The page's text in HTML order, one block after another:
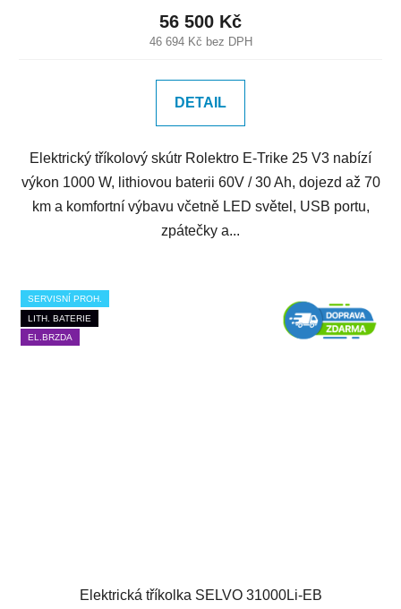
46 694 Kč bez DPH
56 500 Kč
DETAIL
Elektrický tříkolový skútr Rolektro E-Trike 25 V3 nabízí
výkon 1000 W, lithiovou baterii 60V / 30 Ah, dojezd až 70
km a komfortní výbavu včetně LED světel, USB portu,
zpátečky a...
SERVISNÍ PROH.
LITH. BATERIE
EL.BRZDA
Elektrická tříkolka SELVO 31000Li-EB